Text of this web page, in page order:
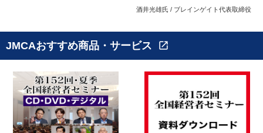
酒井光雄氏 / ブレインゲイト代表取締役
JMCAおすすめ商品・サービス open_in_new